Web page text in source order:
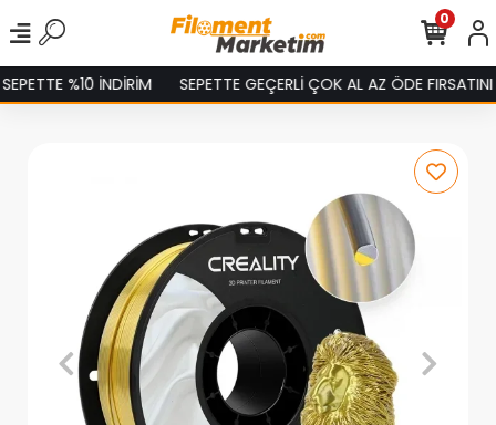
İNDİRİM SEPETTE GEÇERLİ ÇOK AL AZ ÖDE FIRSATINI
0